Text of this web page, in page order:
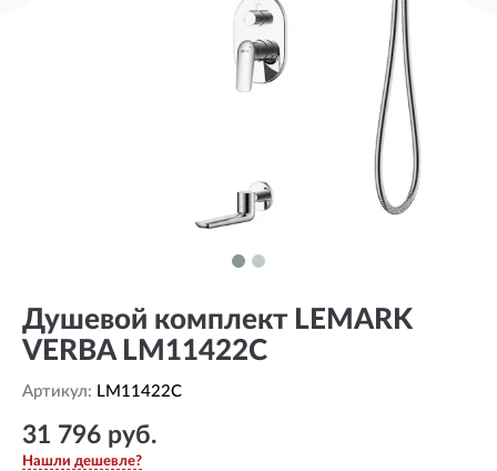
Душевой комплект LEMARK
VERBA LM11422C
Артикул: LM11422C
31 796 руб.
Нашли дешевле?